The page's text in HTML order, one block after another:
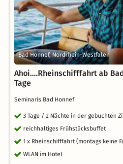
Bad Honnef, Nordrhein-Westfalen
Ahoi....Rheinschifffahrt ab
Tage
Seminaris Bad Honnef
3 Tage / 2 Nächte in der gebuchten
reichhaltiges Frühstücksbuffet
1 x Rheinschifffahrt (montags keine
WLAN im Hotel